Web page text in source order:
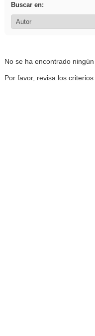
Buscar en:
No se ha encontrado ningún
Por favor, revisa los